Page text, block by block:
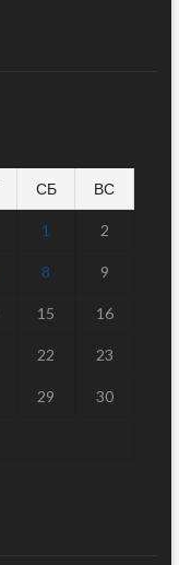
СБ ВС
1 2
8 9
15 16
22 23
29 30